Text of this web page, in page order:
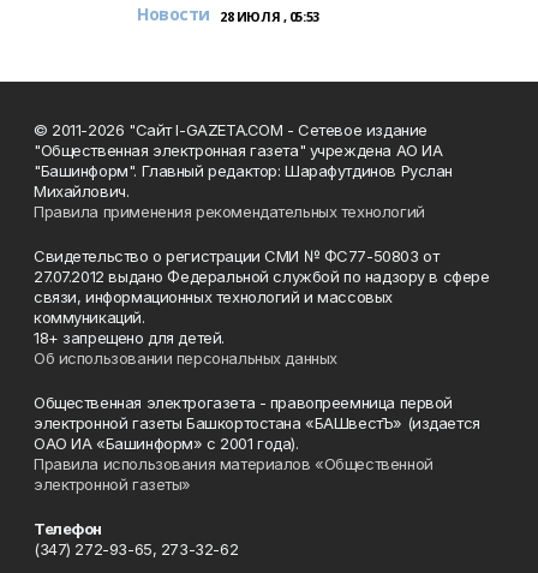
Новости 28 ИЮЛЯ , 05:53
© 2011-2026 "Сайт I-GAZETA.COM - Сетевое издание
"Общественная электронная газета" учреждена АО ИА
"Башинформ". Главный редактор: Шарафутдинов Руслан
Михайлович.
Правила применения рекомендательных технологий
Свидетельство о регистрации СМИ № ФС77-50803 от
27.07.2012 выдано Федеральной службой по надзору в сфере
связи, информационных технологий и массовых
коммуникаций.
18+ запрещено для детей.
Об использовании персональных данных
Общественная электрогазета - правопреемница первой
электронной газеты Башкортостана «БАШвестЪ» (издается
ОАО ИА «Башинформ» с 2001 года).
Правила использования материалов «Общественной
электронной газеты»
Телефон
(347) 272-93-65, 273-32-62